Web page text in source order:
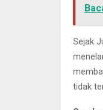
Sejak
tidak